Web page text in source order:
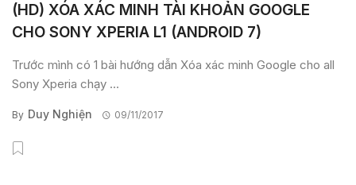
(HD) XÓA XÁC MINH TÀI KHOẢN GOOGLE
CHO SONY XPERIA L1 (ANDROID 7)
Trước mình có 1 bài hướng dẫn Xóa xác minh Google cho all
Sony Xperia chạy ...
By Duy Nghiện 09/11/2017